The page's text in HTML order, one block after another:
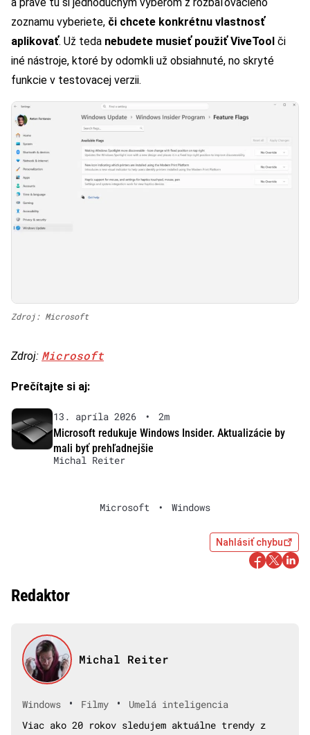
zoznamu vyberiete, či chcete konkrétnu vlastnosť
aplikovať. Už teda nebudete musieť použiť ViveTool či
iné nástroje, ktoré by odomkli už obsiahnuté, no skryté
funkcie v testovacej verzii.
Zdroj: Microsoft
Zdroj: Microsoft
Prečítajte si aj:
13. apríla 2026 •
2m
Microsoft redukuje Windows Insider. Aktualizácie by
mali byť prehľadnejšie
Michal Reiter
Microsoft • Windows
Nahlásiť chybu
Redaktor
Michal Reiter
Windows • Filmy •
Umelá inteligencia
Viac ako 20 rokov sledujem aktuálne trendy z